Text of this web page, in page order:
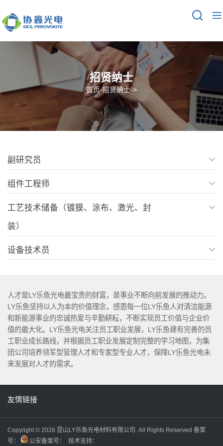
招贤纳士
首页-招贤纳士->
副研究员
组件工程师
任职要求：
工艺技术储备（镀膜、涂布、激光、封
装）
任职要求：
设备技术员
人才是LY乐鱼光电最宝贵的财富，是事业不断向前发展的推动力。
LY乐鱼坚持以人为本的价值理念，感恩每一位LY乐鱼人对清洁能源
和新能源事业的忠诚热爱与辛勤耕耘，不断实现员工价值与企业价
值的最大化。LY乐鱼光电关注员工职业发展，LY乐鱼建有完善的员
工职业成长路线，并根据员工职业发展定制完整的学习地图，为集
团公司培养领军型管理人才和专家型专业人才，保障LY乐鱼光电未
来发展对人才的需求。
友情链接
Copyright © 2026 昆山LY乐鱼光电材料有限公司. All Rights Reserved 备案
号：
公安备案号： 技术支持：